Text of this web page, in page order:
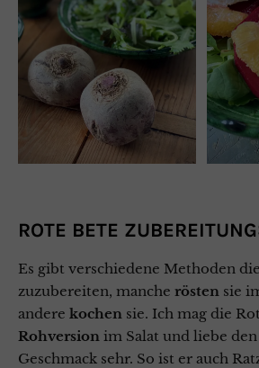
ROTE BETE
Es gibt verschiedene Methoden
zuzubereiten, manche rösten sie
andere kochen sie. Ich mag die
Rohversion im Salat und liebe
Geschmack sehr. So ist er auch